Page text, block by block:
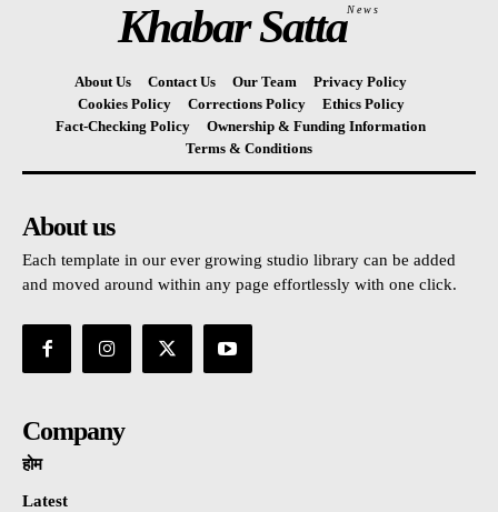
Khabar SattaNews
About Us Contact Us Our Team
Privacy Policy
Cookies Policy
Corrections Policy
Ethics Policy
Fact-Checking Policy
Ownership & Funding Information
Terms & Conditions
About us
Each template in our ever growing studio library can be added
and moved around within any page effortlessly with one click.
Company
होम
Latest